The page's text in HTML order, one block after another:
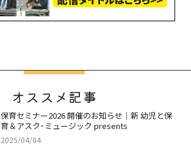
オススメ記事
保育セミナー2026 開催のお知らせ｜新 幼児と保
育＆アスク･ミュージック presents
2025/04/04